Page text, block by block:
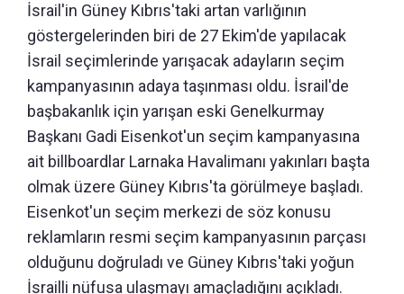
İsrail'in Güney Kıbrıs'taki artan varlığının
göstergelerinden biri de 27 Ekim'de yapılacak
İsrail seçimlerinde yarışacak adayların seçim
kampanyasının adaya taşınması oldu. İsrail'de
başbakanlık için yarışan eski Genelkurmay
Başkanı Gadi Eisenkot'un seçim kampanyasına
ait billboardlar Larnaka Havalimanı yakınları başta
olmak üzere Güney Kıbrıs'ta görülmeye başladı.
Eisenkot'un seçim merkezi de söz konusu
reklamların resmi seçim kampanyasının parçası
olduğunu doğruladı ve Güney Kıbrıs'taki yoğun
İsrailli nüfusa ulaşmayı amaçladığını açıkladı.